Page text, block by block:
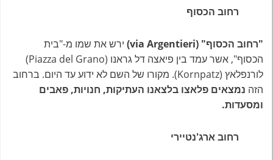
רחוב הכסוף
"רחוב הכסוף" (via Argentieri)
ירש את שמו מ-"בית
הכסוף", אשר עמד בין פיאצה דל גראנו (Piazza del Grano)
לורנפלאץ (Kornpatz). מקורו של השם לא ידוע עד היום. ברחוב
הזה נמצאים פלאצו בלצאנו העתיקות, חנויות, פאבים
ומסעדות.
רחוב ארג'נטיירי